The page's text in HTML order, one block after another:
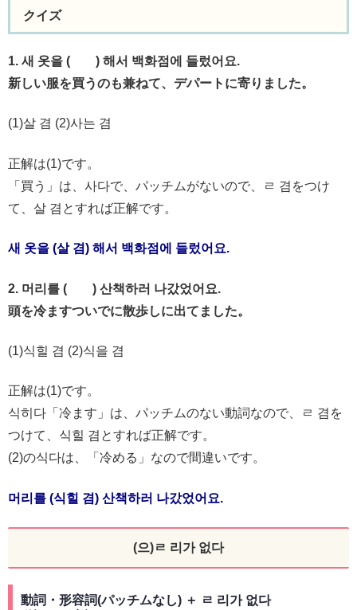
クイズ
1. 새 옷을 ( ) 해서 백화점에 들렀어요.
新しい服を買うのも兼ねて、デパートに寄りました。
(1)살 겸 (2)사는 겸
正解は(1)です。
「買う」は、사다で、パッチムがないので、ㄹ 겸をつけ
て、살 겸とすれば正解です。
새 옷을 (살 겸) 해서 백화점에 들렀어요.
2. 머리를 ( ) 산책하러 나갔었어요.
頭を冷ますついでに散歩しに出てました。
(1)식힐 겸 (2)식을 겸
正解は(1)です。
식히다「冷ます」は、パッチムのない動詞なので、ㄹ 겸を
つけて、식힐 겸とすれば正解です。
(2)の식다は、「冷める」なので間違いです。
머리를 (식힐 겸) 산책하러 나갔었어요.
(으)ㄹ 리가 없다
動詞・形容詞(パッチムなし) ＋ ㄹ 리가 없다